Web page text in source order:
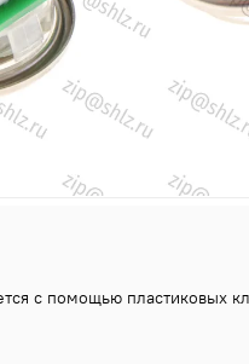
с помощью пластиковых